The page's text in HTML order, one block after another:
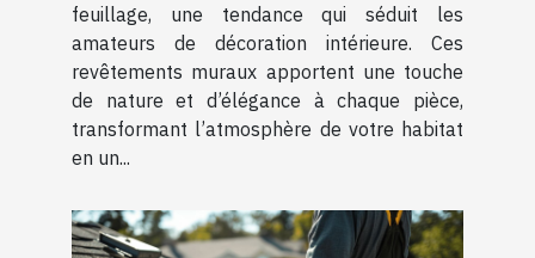
feuillage, une tendance qui séduit les
amateurs de décoration intérieure. Ces
revêtements muraux apportent une touche
de nature et d’élégance à chaque pièce,
transformant l’atmosphère de votre habitat
en un...